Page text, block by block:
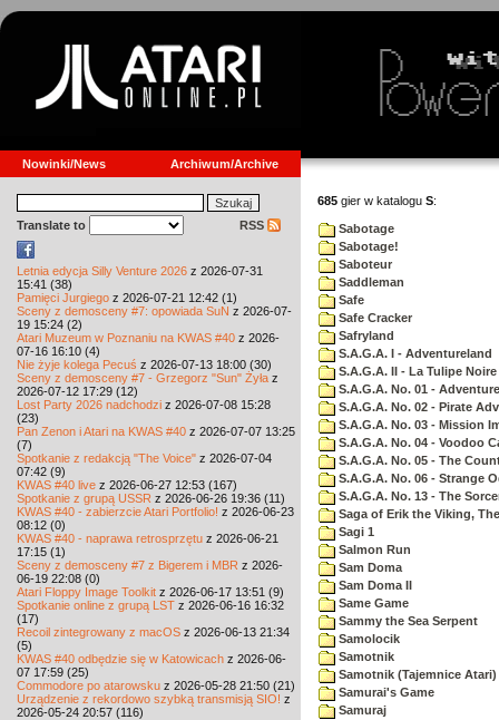
Nowinki/News Archiwum/Archive
Translate to RSS
Letnia edycja Silly Venture 2026 z 2026-07-31
15:41 (38)
Pamięci Jurgiego z 2026-07-21 12:42 (1)
Sceny z demosceny #7: opowiada SuN z 2026-07-
19 15:24 (2)
Atari Muzeum w Poznaniu na KWAS #40 z 2026-
07-16 16:10 (4)
Nie żyje kolega Pecuś z 2026-07-13 18:00 (30)
Sceny z demosceny #7 - Grzegorz "Sun" Żyła z
2026-07-12 17:29 (12)
Lost Party 2026 nadchodzi z 2026-07-08 15:28
(23)
Pan Zenon i Atari na KWAS #40 z 2026-07-07 13:25
(7)
Spotkanie z redakcją "The Voice" z 2026-07-04
07:42 (9)
KWAS #40 live z 2026-06-27 12:53 (167)
Spotkanie z grupą USSR z 2026-06-26 19:36 (11)
KWAS #40 - zabierzcie Atari Portfolio! z 2026-06-23
08:12 (0)
KWAS #40 - naprawa retrosprzętu z 2026-06-21
17:15 (1)
Sceny z demosceny #7 z Bigerem i MBR z 2026-
06-19 22:08 (0)
Atari Floppy Image Toolkit z 2026-06-17 13:51 (9)
Spotkanie online z grupą LST z 2026-06-16 16:32
(17)
Recoil zintegrowany z macOS z 2026-06-13 21:34
(5)
KWAS #40 odbędzie się w Katowicach z 2026-06-
07 17:59 (25)
Commodore po atarowsku z 2026-05-28 21:50 (21)
Urządzenie z rekordowo szybką transmisją SIO! z
2026-05-24 20:57 (116)
685 gier w katalogu S:
Sabotage
Sabotage!
Saboteur
Saddleman
Safe
Safe Cracker
Safryland
S.A.G.A. I - Adventureland
S.A.G.A. II - La Tulipe Noire
S.A.G.A. No. 01 -
S.A.G.A. No. 02 - Pirate
S.A.G.A. No. 03 - Mission
S.A.G.A. No. 04 - Voodoo
S.A.G.A. No. 05 - The
S.A.G.A. No. 06 - Strange
S.A.G.A. No. 13 - The
Saga of Erik the Viking, The
Sagi 1
Salmon Run
Sam Doma
Sam Doma II
Same Game
Sammy the Sea Serpent
Samolocik
Samotnik
Samotnik (Tajemnice Atari)
Samurai's Game
Samuraj